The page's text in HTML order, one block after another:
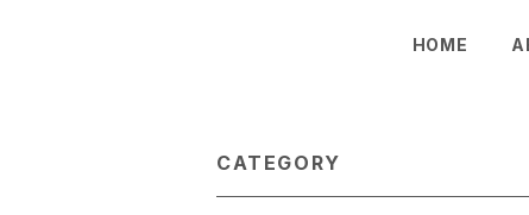
HOME
CATEGORY